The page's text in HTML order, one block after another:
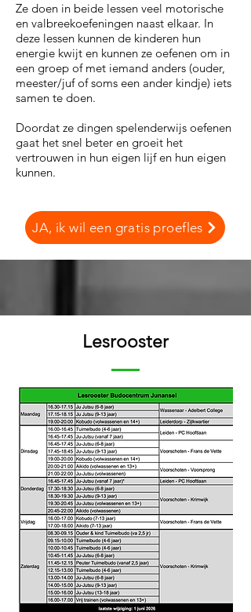
Ze doen in beide lessen veel motorische
en valbreekoefeningen naast elkaar. In
deze lessen kunnen de kinderen hun
energie kwijt en kunnen ze oefenen om in
een groep of met iemand anders (ouder,
meester/juf of soms een ander kindje) iets
samen te doen.
Doordat ze dingen spelenderwijs oefenen
gaat het snel beter en groeit het
vertrouwen in hun eigen lijf en hun eigen
kunnen.
JA, ik wil een gratis proefles
Lesrooster